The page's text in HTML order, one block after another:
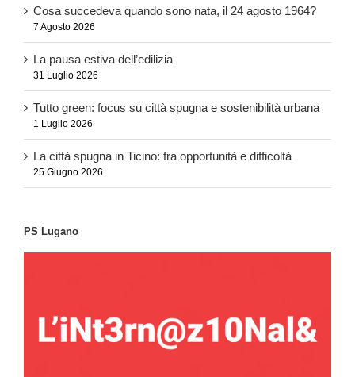
Cosa succedeva quando sono nata, il 24 agosto 1964?
7 Agosto 2026
La pausa estiva dell’edilizia
31 Luglio 2026
Tutto green: focus su città spugna e sostenibilità urbana
1 Luglio 2026
La città spugna in Ticino: fra opportunità e difficoltà
25 Giugno 2026
PS Lugano